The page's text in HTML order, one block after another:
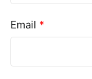
Email *